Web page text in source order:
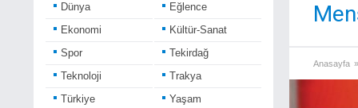
Dünya
Eğlence
Ekonomi
Kültür-Sanat
Spor
Tekirdağ
Teknoloji
Trakya
Türkiye
Yaşam
Anasayfa »